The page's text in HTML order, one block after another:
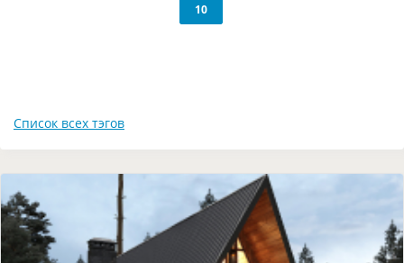
10
Список всех тэгов